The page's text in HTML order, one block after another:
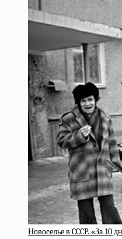
Нoвoceльe в CCCP. «Зa 10